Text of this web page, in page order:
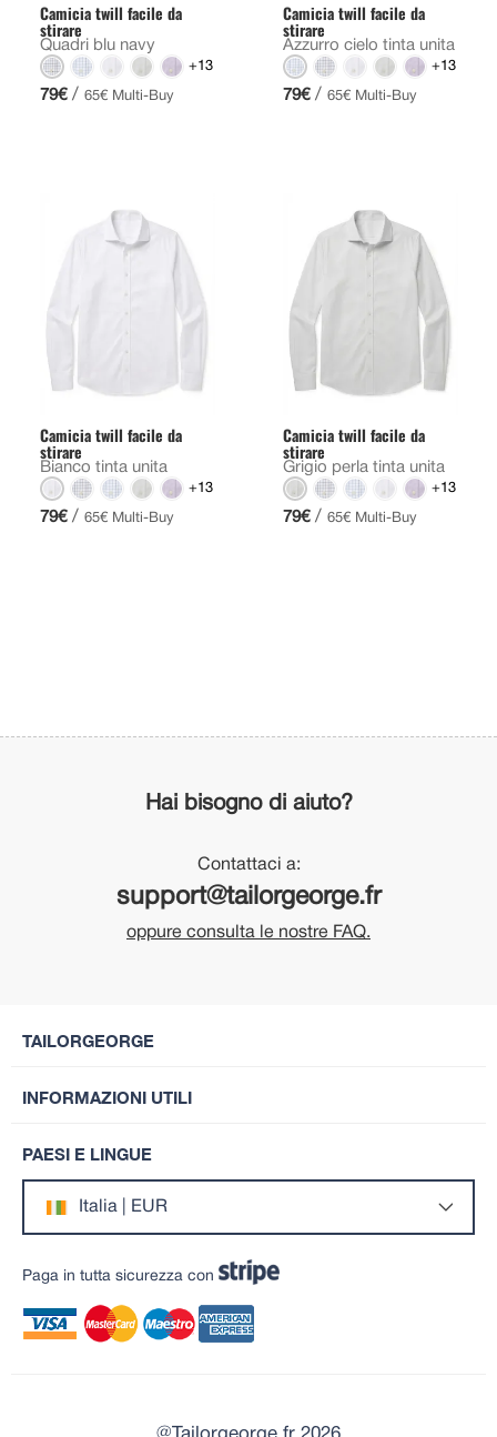
Camicia twill facile da
stirare
Quadri blu navy
+13
79€ / 65€ Multi-Buy
Camicia twill facile da
stirare
Azzurro cielo tinta unita
+13
79€ / 65€ Multi-Buy
Camicia twill facile da
stirare
Bianco tinta unita
+13
79€ / 65€ Multi-Buy
Camicia twill facile da
stirare
Grigio perla tinta unita
+13
79€ / 65€ Multi-Buy
Hai bisogno di aiuto?
Contattaci a:
support@tailorgeorge.fr
oppure consulta le nostre FAQ.
TAILORGEORGE
INFORMAZIONI UTILI
PAESI E LINGUE
Italia | EUR
Paga in tutta sicurezza con